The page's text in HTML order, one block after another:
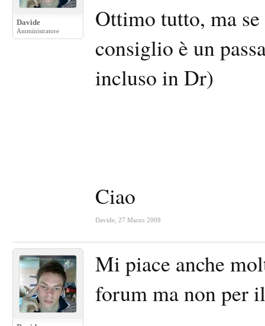
Davide
Amministratore
Ottimo tutto, ma
consiglio è un
incluso in Dr)
Ciao
Davide 27 Marzo 2008
Mi piace anche
forum ma non per